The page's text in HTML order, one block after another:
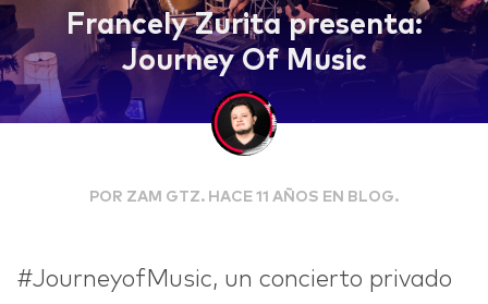
Francely Zurita presenta:
Journey Of Music
POR ZAM GTZ. HACE 11 AÑOS EN BLOG.
#JourneyofMusic, un concierto privado
WORKS